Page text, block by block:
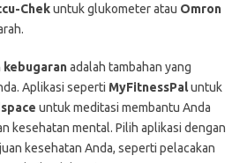
Chekuntuk glukometer atau Omron
kebugaranadalah tambahan yang
Aplikasi seperti MyFitnessPaluntuk
untuk meditasi membantu Anda
kesehatan mental. Pilih aplikasi dengan
kesehatan Anda, seperti pelacakan